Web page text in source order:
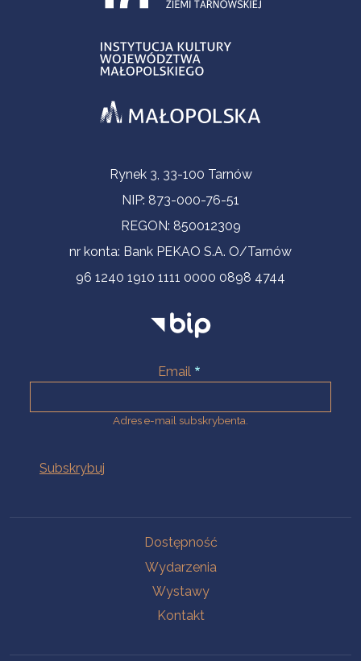
Informacje kontaktoweRynek 3, 33-100 Tarnów
NIP: 873-000-76-51
REGON: 850012309
nr konta: Bank PEKAO S.A. O/Tarnów
96 1240 1910 1111 0000 0898 4744
Email
Adres e-mail subskrybenta.
Dostępność
Wydarzenia
Wystawy
Kontakt